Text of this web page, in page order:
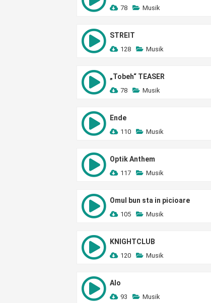
78 Musik
STREIT
128 Musik
„Tobeh“ TEASER
78 Musik
Ende
110 Musik
Optik Anthem
117 Musik
Omul bun sta in picioare
105 Musik
KNIGHTCLUB
120 Musik
Alo
93 Musik